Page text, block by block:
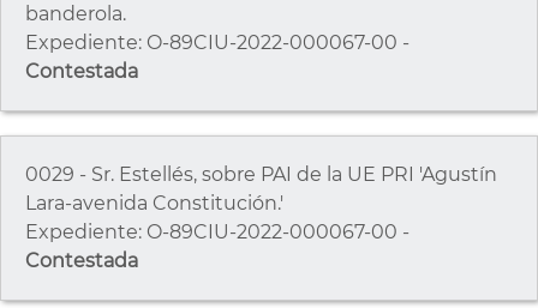
banderola.
Expediente: O-89CIU-2022-000067-00 -
Contestada
0029 - Sr. Estellés, sobre PAI de la UE PRI 'Agustín
Lara-avenida Constitución.'
Expediente: O-89CIU-2022-000067-00 -
Contestada